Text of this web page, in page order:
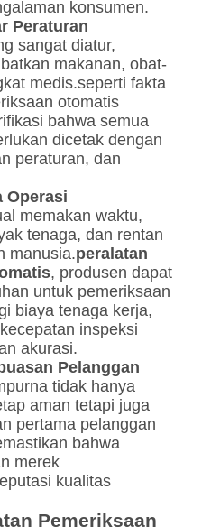
konsumen.
Peraturan
sangat diatur,
makanan, obat-
medis.seperti fakta
otomatis
bahwa semua
dicetak dengan
peraturan, dan
Operasi
memakan waktu,
tenaga, dan rentan
manusia.peralatan
, produsen dapat
untuk pemeriksaan
biaya tenaga kerja,
inspeksi
akurasi.
Pelanggan
tidak hanya
aman tetapi juga
pertama pelanggan
bahwa
merek
kualitas
Pemeriksaan